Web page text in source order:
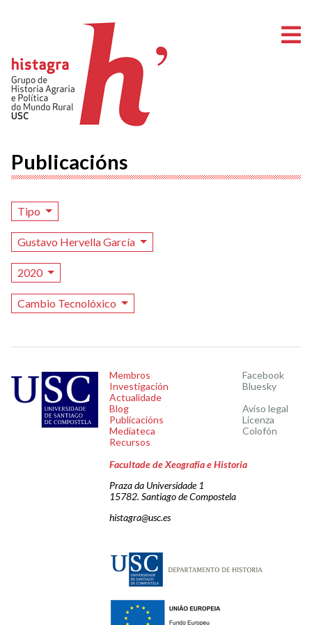
Publicacións
Tipo
Gustavo Hervella García
2020
Cambio Tecnolóxico
Membros
Investigación
Actualidade
Blog
Publicacións
Mediateca
Recursos
Facebook
Bluesky
Aviso legal
Licenza
Colofón
Facultade de Xeografía e Historia
Praza da Universidade 1
15782. Santiago de Compostela
histagra@usc.es